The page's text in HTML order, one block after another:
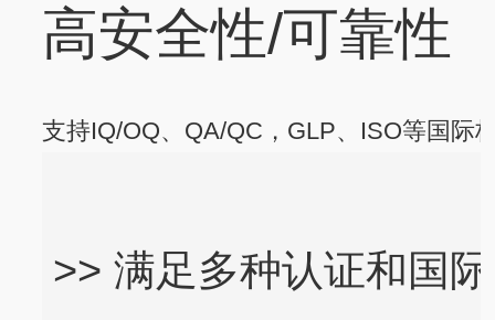
高安全性/可靠性
支持IQ/OQ、QA/QC，GLP、ISO等国际
>> 满足多种认证和国